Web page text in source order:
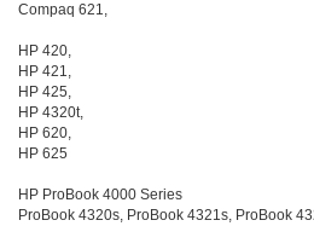
Compaq 621,
HP 420,
HP 421,
HP 425,
HP 4320t,
HP 620,
HP 625
HP ProBook 4000 Series
ProBook 4320s, ProBook 4321s, ProBook